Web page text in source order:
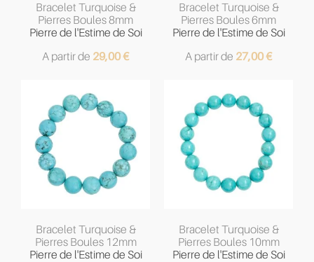
Bracelet Turquoise &
Pierres Boules 8mm
Pierre de l'Estime de Soi
A partir de 29,00€
Bracelet Turquoise &
Pierres Boules 6mm
Pierre de l'Estime de Soi
A partir de 27,00€
Bracelet Turquoise &
Pierres Boules 12mm
Pierre de l'Estime de Soi
Bracelet Turquoise &
Pierres Boules 10mm
Pierre de l'Estime de Soi